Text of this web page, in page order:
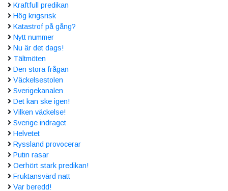
Kraftfull predikan
Hög krigsrisk
Katastrof på gång?
Nytt nummer
Nu är det dags!
Tältmöten
Den stora frågan
Väckelsestolen
Sverigekanalen
Det kan ske igen!
Vilken väckelse!
Sverige indraget
Helvetet
Ryssland provocerar
Putin rasar
Oerhört stark predikan!
Fruktansvärd natt
Var beredd!